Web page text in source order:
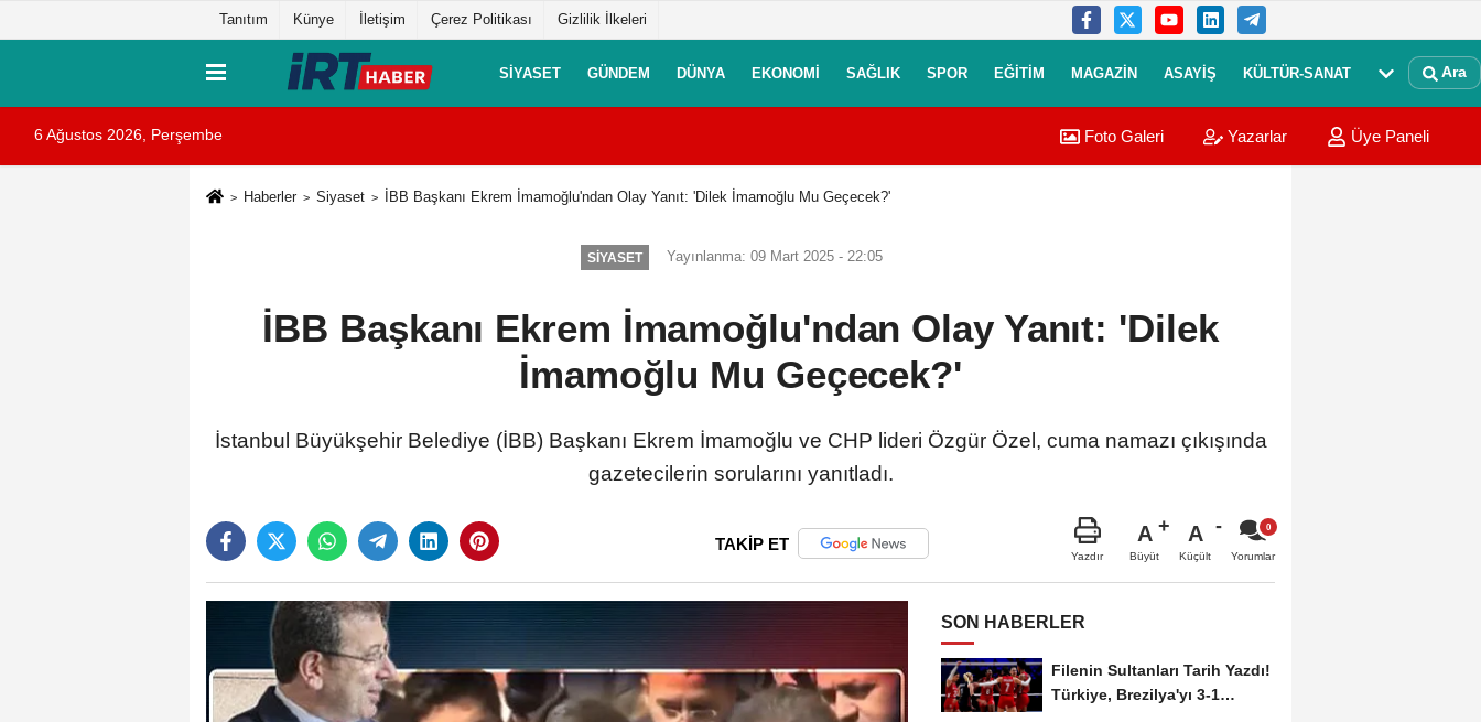
Tanıtım Künye İletişim Çerez Politikası Gizlilik İlkeleri
SIYASET GÜNDEM DÜNYA EKONOMI SAĞLIK SPOR EĞITIM MAGAZIN ASAYIŞ KÜLTÜR-SANAT Ara
6 Ağustos 2026, Perşembe Foto Galeri Yazarlar Üye Paneli
Haberler Siyaset İBB Başkanı Ekrem İmamoğlu'ndan Olay Yanıt: 'Dilek İmamoğlu Mu Geçecek?'
SIYASET Yayınlanma: 09 Mart 2025 - 22:05
İBB Başkanı Ekrem İmamoğlu'ndan Olay Yanıt: 'Dilek
İmamoğlu Mu Geçecek?'
İstanbul Büyükşehir Belediye (İBB) Başkanı Ekrem İmamoğlu ve CHP lideri Özgür Özel, cuma namazı çıkışında
gazetecilerin sorularını yanıtladı.
TAKİP ET
Yazdır
A
Büyüt
A
Küçült Yorumlar
SON HABERLER
Filenin Sultanları Tarih Yazdı!
Türkiye, Brezilya'yı 3-1